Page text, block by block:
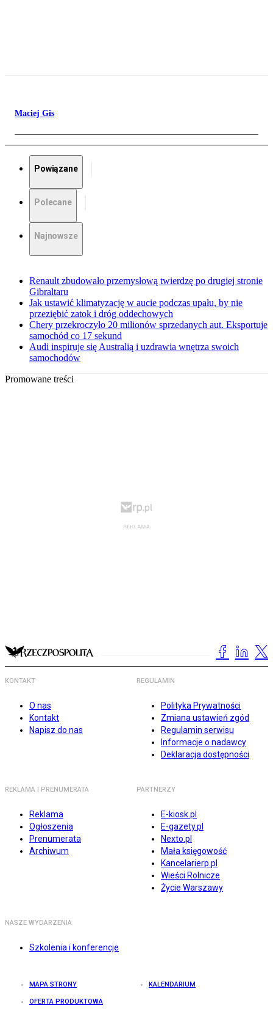
Maciej Gis
Powiązane
Polecane
Najnowsze
Renault zbudowało przemysłową twierdzę po drugiej stronie
Gibraltaru
Jak ustawić klimatyzację w aucie podczas upału, by nie
przeziębić zatok i dróg oddechowych
Chery przekroczyło 20 milionów sprzedanych aut. Eksportuje
samochód co 17 sekund
Audi inspiruje się Australią i uzdrawia wnętrza swoich
samochodów
Promowane treści
KONTAKT
O nas
Kontakt
Napisz do nas
REGULAMIN
Polityka Prywatności
Zmiana ustawień zgód
Regulamin serwisu
Informacje o nadawcy
Deklaracja dostępności
REKLAMA I PRENUMERATA
Reklama
Ogłoszenia
Prenumerata
Archiwum
PARTNERZY
E-kiosk.pl
E-gazety.pl
Nexto.pl
Mała księgowość
Kancelarierp.pl
Wieści Rolnicze
Życie Warszawy
NASZE WYDARZENIA
Szkolenia i konferencje
MAPA STRONY KALENDARIUM
OFERTA PRODUKTOWA